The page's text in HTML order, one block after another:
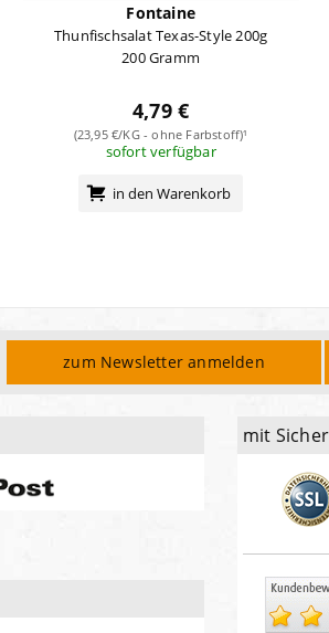
Fontaine
Thunfischsalat Texas-Style 200g
200 Gramm
4,79 €
(23,95 €/KG - ohne Farbstoff)¹
sofort verfügbar
in den Warenkorb
zum Newsletter anmelden
mit